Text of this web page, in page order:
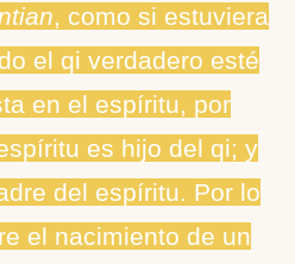
, como si estuviera
el qi verdadero esté
en el espíritu, por
es hijo del qi; y
del espíritu. Por lo
el nacimiento de un